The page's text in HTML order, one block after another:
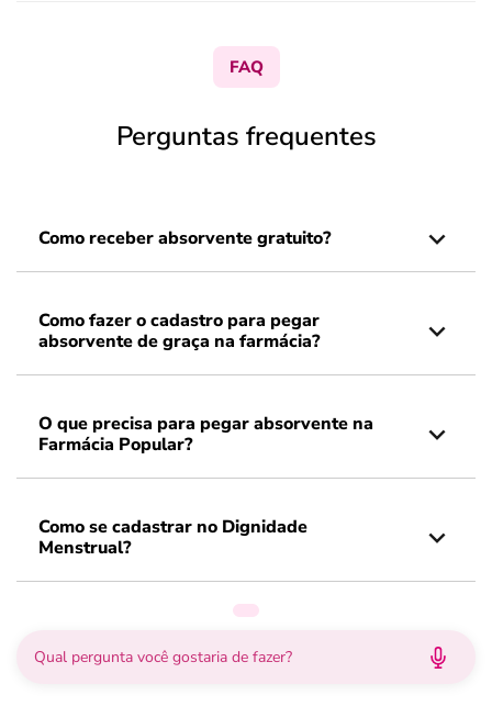
FAQ
Perguntas frequentes
Como receber absorvente gratuito?
Como fazer o cadastro para pegar
absorvente de graça na farmácia?
O que precisa para pegar absorvente na
Farmácia Popular?
Como se cadastrar no Dignidade
Menstrual?